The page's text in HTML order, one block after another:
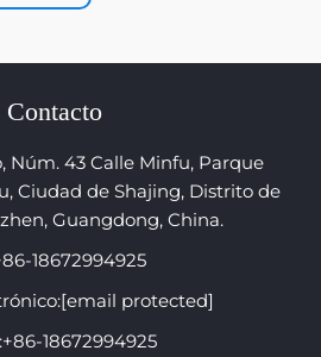
Contacto
Núm. 43 Calle Minfu, Parque
Ciudad de Shajing, Distrito de
Guangdong, China.
18672994925
[email protected]
+86-18672994925